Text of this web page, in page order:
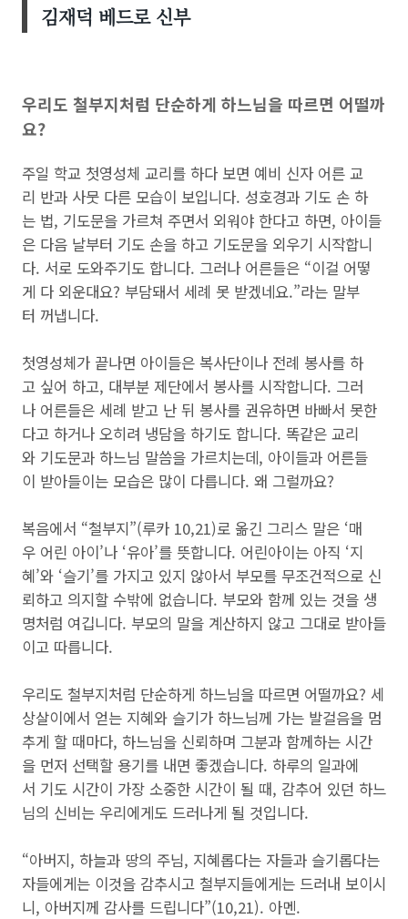
김재덕 베드로신부
우리도 철부지처럼 단순하게 하느님을 따르면 어떨까
요?
주일 학교 첫영성체 교리를 하다 보면 예비 신자 어른 교
리 반과 사뭇 다른 모습이 보입니다. 성호경과 기도 손 하
는 법, 기도문을 가르쳐 주면서 외워야 한다고 하면, 아이들
은 다음 날부터 기도 손을 하고 기도문을 외우기 시작합니
다. 서로 도와주기도 합니다. 그러나 어른들은 “이걸 어떻
게 다 외운대요? 부담돼서 세례 못 받겠네요.”라는 말부
터 꺼냅니다.
첫영성체가 끝나면 아이들은 복사단이나 전례 봉사를 하
고 싶어 하고, 대부분 제단에서 봉사를 시작합니다. 그러
나 어른들은 세례 받고 난 뒤 봉사를 권유하면 바빠서 못한
다고 하거나 오히려 냉담을 하기도 합니다. 똑같은 교리
와 기도문과 하느님 말씀을 가르치는데, 아이들과 어른들
이 받아들이는 모습은 많이 다릅니다. 왜 그럴까요?
복음에서 “철부지”(루카 10,21)로 옮긴 그리스 말은 ‘매
우 어린 아이’나 ‘유아’를 뜻합니다. 어린아이는 아직 ‘지
혜’와 ‘슬기’를 가지고 있지 않아서 부모를 무조건적으로 신
뢰하고 의지할 수밖에 없습니다. 부모와 함께 있는 것을 생
명처럼 여깁니다. 부모의 말을 계산하지 않고 그대로 받아들
이고 따릅니다.
우리도 철부지처럼 단순하게 하느님을 따르면 어떨까요? 세
상살이에서 얻는 지혜와 슬기가 하느님께 가는 발걸음을 멈
추게 할 때마다, 하느님을 신뢰하며 그분과 함께하는 시간
을 먼저 선택할 용기를 내면 좋겠습니다. 하루의 일과에
서 기도 시간이 가장 소중한 시간이 될 때, 감추어 있던 하느
님의 신비는 우리에게도 드러나게 될 것입니다.
“아버지, 하늘과 땅의 주님, 지혜롭다는 자들과 슬기롭다는
자들에게는 이것을 감추시고 철부지들에게는 드러내 보이시
니, 아버지께 감사를 드립니다”(10,21). 아멘.